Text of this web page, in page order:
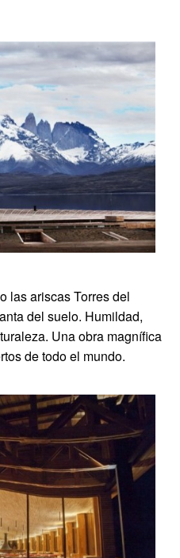
las ariscas Torres del
del suelo. Humildad,
Una obra magnífica
de todo el mundo.